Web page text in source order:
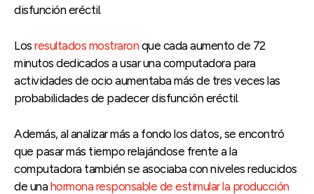
disfunción eréctil.
Los resultados mostraron que cada aumento de 72
minutos dedicados a usar una computadora para
actividades de ocio aumentaba más de tres veces las
probabilidades de padecer disfunción eréctil.
Además, al analizar más a fondo los datos, se encontró
que pasar más tiempo relajándose frente a la
computadora también se asociaba con niveles reducidos
de unahormona responsable de estimular la producción